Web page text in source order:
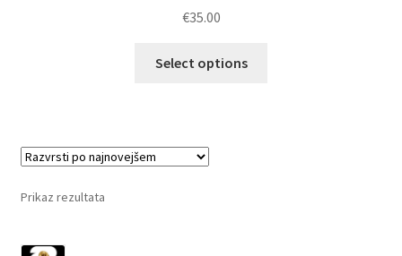
€35.00
Select options
Prikaz rezultata